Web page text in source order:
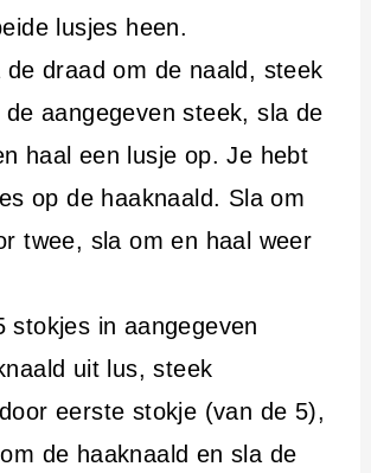
lusjes heen.
de draad om de naald, steek
aangegeven steek, sla de
haal een lusje op. Je hebt
op de haaknaald. Sla om
twee, sla om en haal weer
stokjes in aangegeven
uit lus, steek
eerste stokje (van de 5),
de haaknaald en sla de